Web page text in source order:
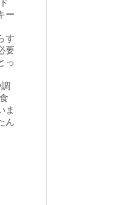
ー
す
要
っ
ま
ん